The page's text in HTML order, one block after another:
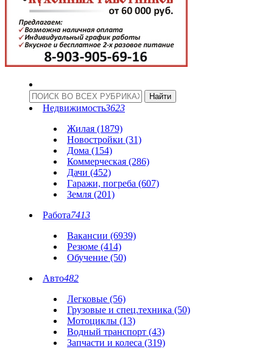
Недвижимость3623
Жилая (1879)
Новостройки (31)
Дома (154)
Коммерческая (286)
Дачи (452)
Гаражи, погреба (607)
Земля (201)
Работа7413
Вакансии (6939)
Резюме (414)
Обучение (50)
Авто482
Легковые (56)
Грузовые и спец.техника (50)
Мотоциклы (13)
Водный транспорт (43)
Запчасти и колеса (319)